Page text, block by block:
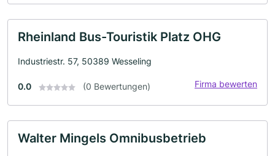
Rheinland Bus-Touristik Platz OHG
Industriestr. 57, 50389 Wesseling
0.0 (0 Bewertungen) Firma bewerten
Walter Mingels Omnibusbetrieb